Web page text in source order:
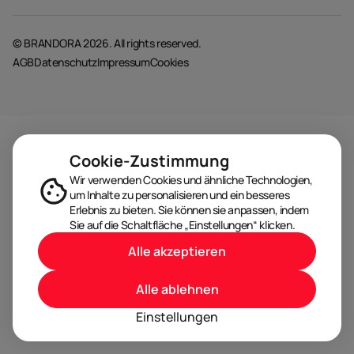
© BRANDORA 2026. All rights reserved.
AGBDatenschutzImpressumCookies
Cookie-Zustimmung
Wir verwenden Cookies und ähnliche Technologien,
um Inhalte zu personalisieren und ein besseres
Erlebnis zu bieten. Sie können sie anpassen, indem
Sie auf die Schaltfläche „Einstellungen“ klicken.
Einstellungen
Alle ablehnen
Alle akzeptieren